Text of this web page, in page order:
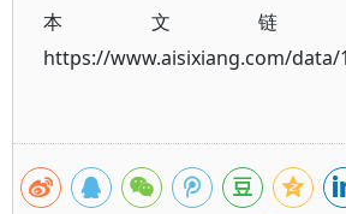
本文链
https://www.aisixiang.com/data/